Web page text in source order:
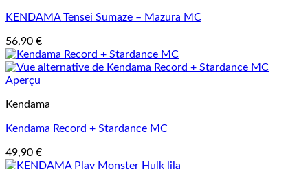
KENDAMA Tensei Sumaze – Mazura MC
56,90 €
Aperçu
Kendama
Kendama Record + Stardance MC
49,90 €